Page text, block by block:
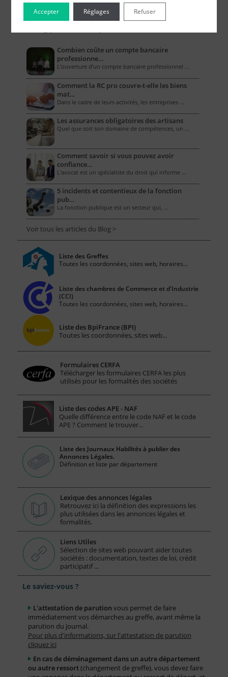
Combien coûte un compte bancaire
professionne…
L’ouverture d’un compte bancaire professionnel …
Comment la RC pro couvre-t-elle les biens
mat…
Dans le cadre de leurs activités, les entreprises …
Les assurances obligatoires des artisans
Quel que soit son domaine de compétences, un …
Comment savoir si vous pouvez avoir
confiance…
L'avocat est un spécialiste du droit qui informe …
5 incidents et contentieux de la fonction
pub…
La fonction publique est un secteur qui, …
Voir tous les articles du Blog >
Liste des Greffes
Toutes les coordonnées, sites web, horaires...
Liste des chambres de Commerce et d'Industrie
(CCI)
Toutes les coordonnées, sites web, horaires...
Liste des BpiFrance (BPI)
Toutes les coordonnées, sites web...
Formulaires CERFA
Télécharger les formulaires CERFA les plus
utilisés pour les formalités des sociétés
Liste des codes APE - NAF
Quelle différence entre le code NAF et le code
APE ? Comment le trouver…
Liste des Journaux Habilités à publier des
Annonces Légales.
Définition et liste par département
Lexique des annonces légales
Retrouvez ici la définition des expressions les
plus utilisées dans les annonces légales et
formalités.
Liens Utiles
Sélection de sites web pouvant aider toutes
sociétés : documentation, textes de loi, crédit
participatif ...
Le saviez-vous ?
L'attestation de parution vous permet de faire
immédiatement vos démarches au greffe, avant même la
parution du journal.
Pour plus d'informations, sur l'attestation de parution
cliquez ici
En cas de déménagement dans un autre département
ou autre ressort(changement de greffe), vous devez faire
Accepter Refuser
Réglages